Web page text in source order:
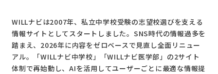
WILLナビは2007年、私立中学校受験の志望校選びを支える
情報サイトとしてスタートしました。SNS時代の情報過多を
踏まえ、2026年に内容をゼロベースで見直し全面リニュー
アル。
「WILLナビ中学校」 「WILLナビ医学部」 の2サイト
体制で再始動し、AIを活用してユーザーごとに最適な情報提